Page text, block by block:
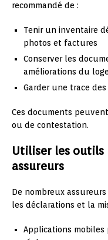
recommandé de :
Tenir un inventaire
photos et factures
Conserver les
améliorations du
Garder une trace
Ces documents
ou de contestation.
Utiliser les outils
assureurs
De nombreux
les déclarations et la
Applications mobiles